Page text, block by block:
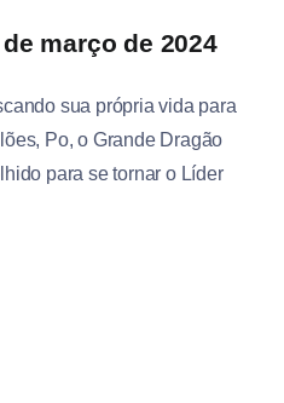
março de 2024
sua própria vida para
Po, o Grande Dragão
para se tornar o Líder